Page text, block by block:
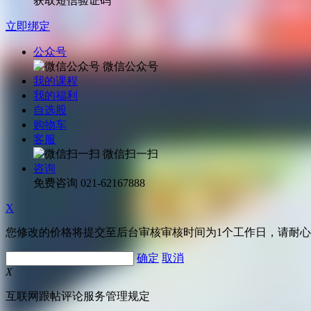
立即绑定
公众号
微信公众号
我的课程
我的福利
自选股
购物车
客服
微信扫一扫
咨询
免费咨询 021-62167888
X
您修改的价格将提交至后台审核审核时间为1个工作日，请耐
确定 取消
X
互联网跟帖评论服务管理规定